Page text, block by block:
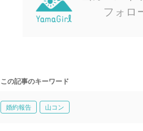
フォロ
この記事のキーワード
婚約報告 山コン